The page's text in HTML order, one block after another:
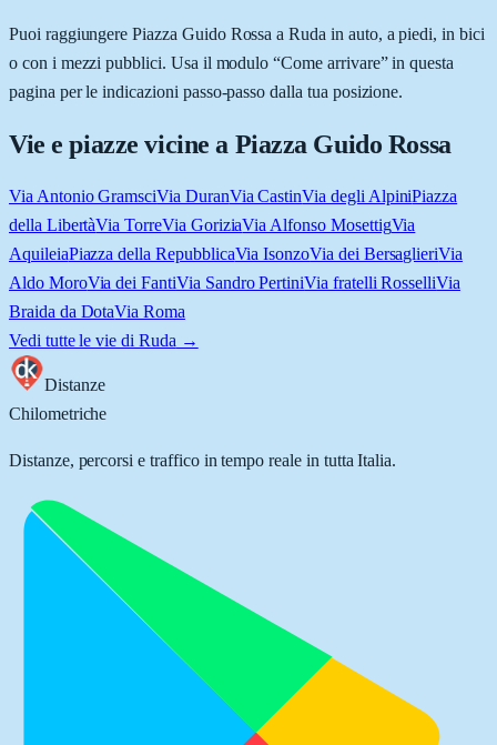
Puoi raggiungere Piazza Guido Rossa a Ruda in auto, a piedi, in bici
o con i mezzi pubblici. Usa il modulo “Come arrivare” in questa
pagina per le indicazioni passo-passo dalla tua posizione.
Vie e piazze vicine a Piazza Guido Rossa
Via Antonio GramsciVia DuranVia CastinVia degli AlpiniPiazza
della LibertàVia TorreVia GoriziaVia Alfonso MosettigVia
AquileiaPiazza della RepubblicaVia IsonzoVia dei BersaglieriVia
Aldo MoroVia dei FantiVia Sandro PertiniVia fratelli RosselliVia
Braida da DotaVia Roma
Vedi tutte le vie di Ruda →
Distanze
Chilometriche
Distanze, percorsi e traffico in tempo reale in tutta Italia.